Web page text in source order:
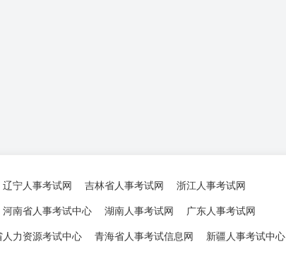
辽宁人事考试网 吉林省人事考试网 浙江人事考试网
河南省人事考试中心 湖南人事考试网 广东人事考试网
人力资源考试中心 青海省人事考试信息网 新疆人事考试中心